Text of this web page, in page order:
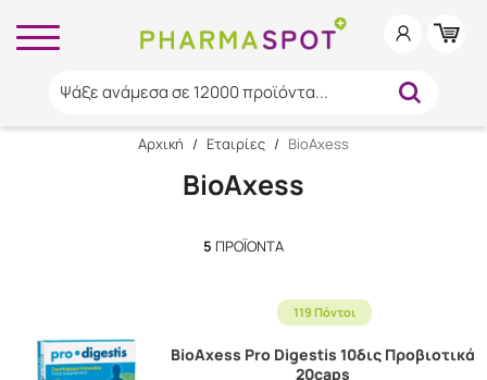
Ψάξε ανάμεσα σε 12000 προϊόντα...
Αρχική / Εταιρίες / BioAxess
BioAxess
5 ΠΡΟΪΌΝΤΑ
119 Πόντοι
BioAxess Pro Digestis 10δις Προβιοτικά
20caps